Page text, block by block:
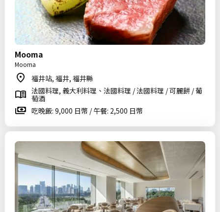
Mooma
Mooma
福井站, 福井, 福井縣
法國料理, 義大利料理、法國料理 / 法國料理 / 可麗餅 / 葡
萄酒
吃晚飯: 9,000 日幣 / 午餐: 2,500 日幣